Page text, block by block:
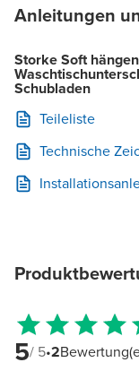
Anleitungen
Storke Soft
Schubladen
Teileliste
Technische
5/ 5•2